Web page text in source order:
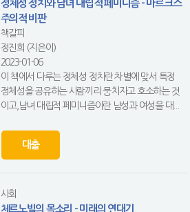
정체성 정치와 남녀 대립적 페미니즘 - 마르크스
주의적 비판
책갈피
정진희 (지은이)
2023-01-06
이 책에서 다루는 정체성 정치란 차별에 맞서 특정
정체성을 공유하는 사람끼리 뭉치자고 호소하는 것
이고,남녀 대립적 페미니즘이란 남성과 여성을 대...
대출
사회
체르노빌의 목소리 - 미래의 연대기